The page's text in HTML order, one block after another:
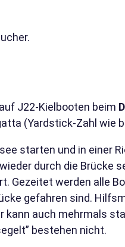
auf J22-Kielbooten beim
(Yardstick-Zahl wie
starten und in einer
durch die Brücke
Gezeitet werden alle
gefahren sind.
kann auch mehrmals
bestehen nicht.